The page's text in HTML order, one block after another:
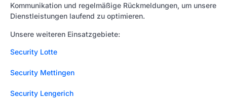
Kommunikation und regelmäßige Rückmeldungen, um unsere
Dienstleistungen laufend zu optimieren.
Unsere weiteren Einsatzgebiete:
Security Lotte
Security Mettingen
Security Lengerich